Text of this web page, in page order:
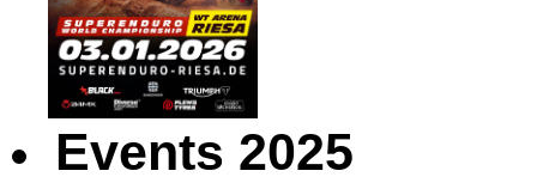
Events 2025